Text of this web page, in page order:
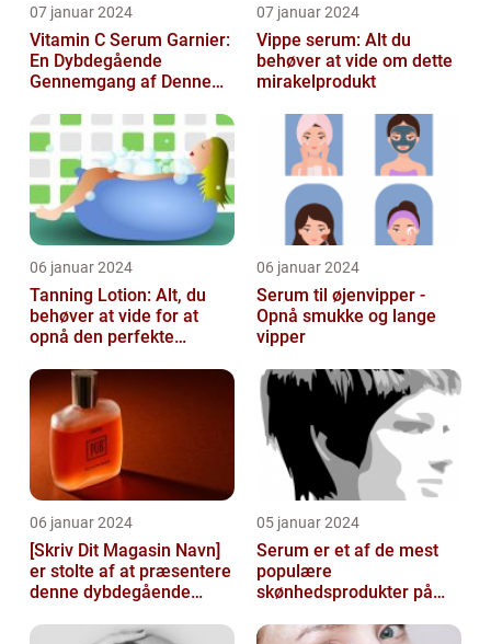
07 januar 2024
Vitamin C Serum Garnier:
En Dybdegående
Gennemgang af Denne
Kosmetikfavorit
07 januar 2024
Vippe serum: Alt du
behøver at vide om dette
mirakelprodukt
06 januar 2024
Tanning Lotion: Alt, du
behøver at vide for at
opnå den perfekte
06 januar 2024
Serum til øjenvipper -
Opnå smukke og lange
vipper
06 januar 2024
[Skriv Dit Magasin Navn]
er stolte af at præsentere
denne dybdegående
05 januar 2024
Serum er et af de mest
populære
skønhedsprodukter på
ansigt er en vigtig de...